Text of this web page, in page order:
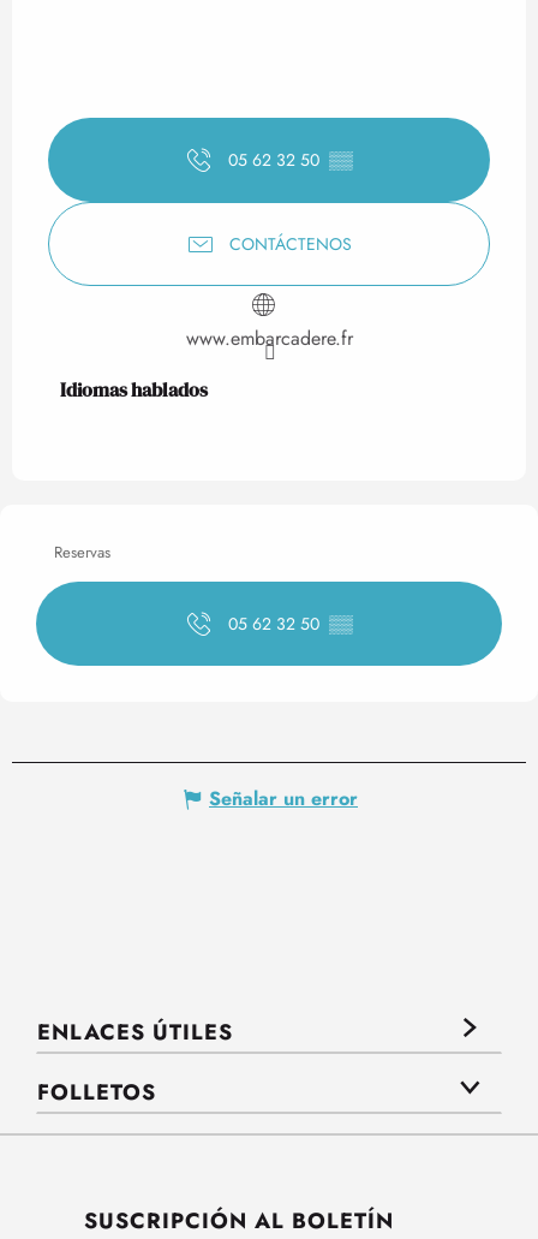
05 62 32 50 ▒▒
CONTÁCTENOS
www.embarcadere.fr
Idiomas hablados
Idiomas hablados
Reservas
05 62 32 50 ▒▒
Señalar un error
ENLACES ÚTILES
FOLLETOS
SUSCRIPCIÓN AL BOLETÍN